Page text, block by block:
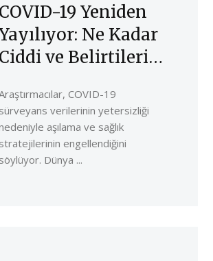
COVID-19 Yeniden
Ne Kadar
Ciddi ve Belirtileri
COVID-19
sürveyans verilerinin yetersizliği
aşılama ve sağlık
stratejilerinin engellendiğini
söylüyor. Dünya ...